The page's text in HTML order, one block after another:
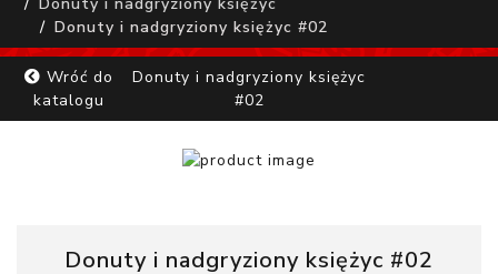
FAQ
Mangi
Donuty i nadgryziony księżyc #02
Wróć do
katalogu
Donuty i nadgryziony księżyc
#02
Donuty i nadgryziony księżyc #02